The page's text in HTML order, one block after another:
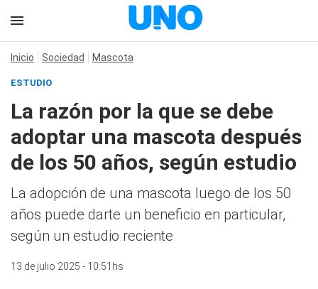
Inicio Sociedad Mascota
ESTUDIO
La razón por la que se debe
adoptar una mascota después
de los 50 años, según estudio
La adopción de una mascota luego de los 50
años puede darte un beneficio en particular,
según un estudio reciente
13 de julio 2025 - 10:51hs